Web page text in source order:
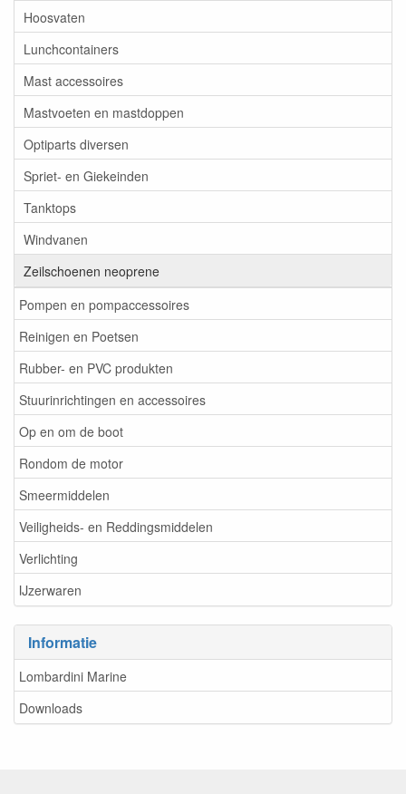
Hoosvaten
Lunchcontainers
Mast accessoires
Mastvoeten en mastdoppen
Optiparts diversen
Spriet- en Giekeinden
Tanktops
Windvanen
Zeilschoenen neoprene
Pompen en pompaccessoires
Reinigen en Poetsen
Rubber- en PVC produkten
Stuurinrichtingen en accessoires
Op en om de boot
Rondom de motor
Smeermiddelen
Veiligheids- en Reddingsmiddelen
Verlichting
IJzerwaren
Informatie
Lombardini Marine
Downloads